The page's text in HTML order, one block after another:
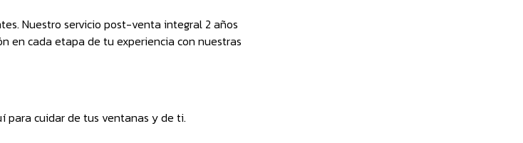
Nuestro servicio post-venta integral 2 años
en cada etapa de tu experiencia con nuestras
para cuidar de tus ventanas y de ti.